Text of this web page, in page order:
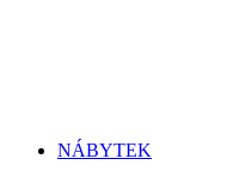
NÁBYTEK